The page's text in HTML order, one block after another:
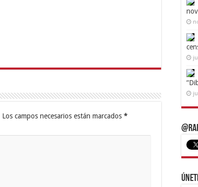
Los campos necesarios están marcados *